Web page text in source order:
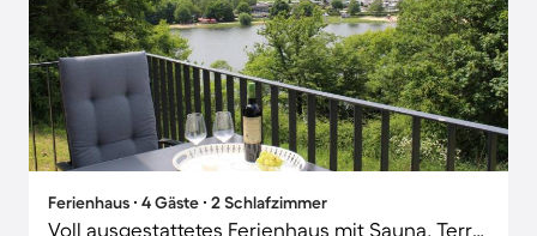
Ferienhaus ∙ 4 Gäste ∙ 2 Schlafzimmer
Voll ausgestattetes Ferienhaus mit Sauna, Terrasse und Grill | Haustierfreundlich